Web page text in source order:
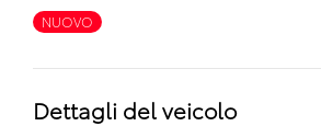
NUOVO
Dettagli del veicolo